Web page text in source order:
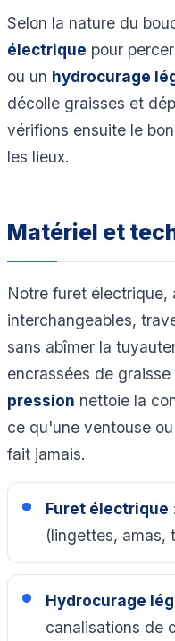
Selon la nature du
électrique pour
ou un hydrocurage
décolle graisses et
vérifions ensuite le
les lieux.
Matériel et
Notre furet électrique,
interchangeables,
sans abîmer la
encrassées de
pression nettoie la
ce qu'une ventouse
fait jamais.
Furet électrique
(lingettes, amas,
Hydrocurage
canalisations de